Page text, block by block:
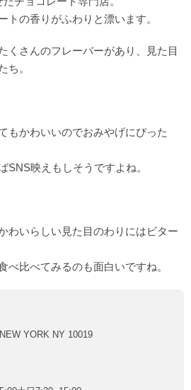
トの香りがふわりと漂います。
くさんのフレーバーがあり、見た目
ち。
もかわいいのでおみやげにぴった
SNS映えもしそうですよね。
わいらしい見た目のわりにはビター
べ比べてみるのも面白いですね。
YORK NY 10019